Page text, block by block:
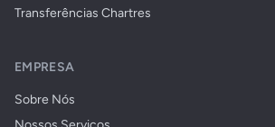
Transferências Chartres
EMPRESA
Sobre Nós